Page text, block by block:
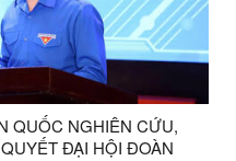
QUỐC NGHIÊN CỨU,
ĐẠI HỘI ĐOÀN